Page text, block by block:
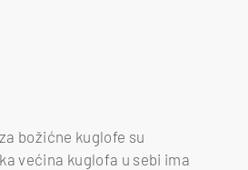
božićne kuglofe su
većina kuglofa u sebi ima